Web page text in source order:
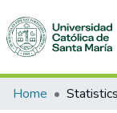
Communities &
Home Statistics